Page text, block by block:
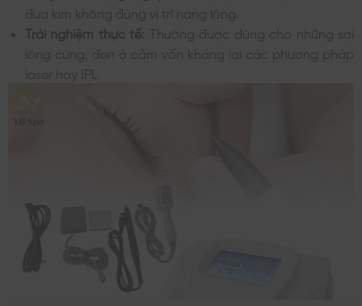
đưa kim không đúng vị trí nang lông.
Trải nghiệm thực tế: Thường được dùng cho những sợi
lông cứng, đen ở cằm vốn kháng lại các phương pháp
laser hay IPL.